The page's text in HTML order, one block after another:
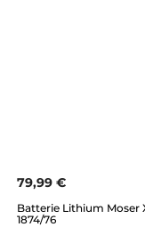
79,99 €
Batterie Lithium Moser
1874/76